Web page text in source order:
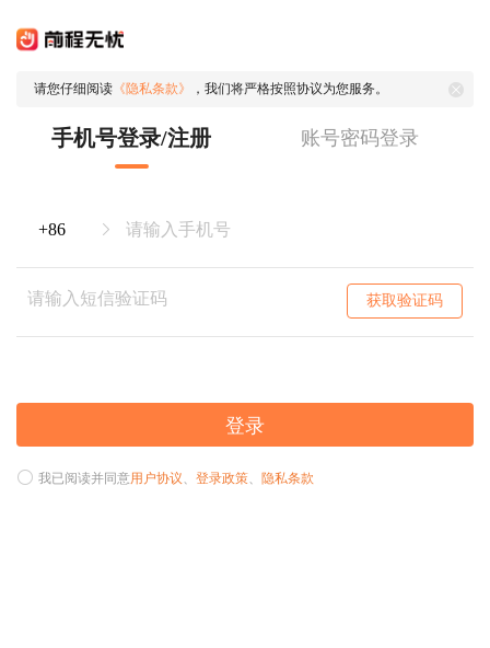
请您仔细阅读 《隐私条款》 ，我们将严格按照协议为您服务。
手机号登录/注册 账号密码登录
获取验证码
登录
我已阅读并同意用户协议、 登录政策、 隐私条款